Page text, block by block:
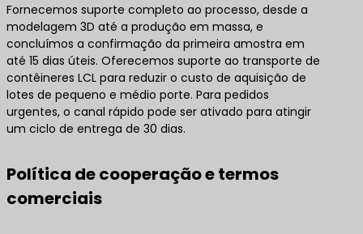
Fornecemos suporte completo ao processo, desde a
modelagem 3D até a produção em massa, e
concluímos a confirmação da primeira amostra em
até 15 dias úteis. Oferecemos suporte ao transporte de
contêineres LCL para reduzir o custo de aquisição de
lotes de pequeno e médio porte. Para pedidos
urgentes, o canal rápido pode ser ativado para atingir
um ciclo de entrega de 30 dias.
Política de cooperação e termos
comerciais